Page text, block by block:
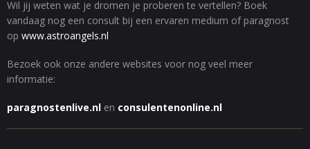
Wil jij weten wat je dromen je proberen te vertellen? Boek
vandaag nog een consult bij een ervaren medium of paragnost
op www.astroangels.nl
Bezoek ook onze andere websites voor nog veel meer
informatie:
paragnostenlive.nl en consulentenonline.nl